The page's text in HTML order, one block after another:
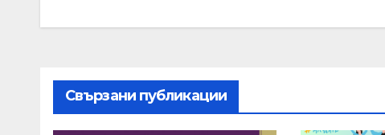
Свързани публикации